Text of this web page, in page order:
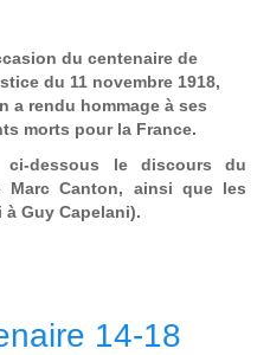
du centenaire de
du 11 novembre 1918,
a rendu hommage à ses
morts pour la France.
ci-dessous le discours du
Marc Canton, ainsi que les
Guy Capelani).
14-18